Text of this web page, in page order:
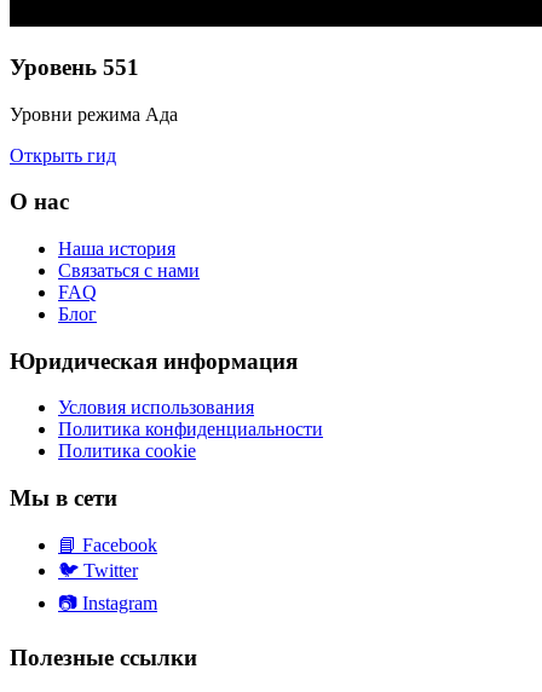
Уровень 551
Уровни режима Ада
Открыть гид
О нас
Наша история
Связаться с нами
FAQ
Блог
Юридическая информация
Условия использования
Политика конфиденциальности
Политика cookie
Мы в сети
📘 Facebook
🐦 Twitter
📷 Instagram
Полезные ссылки